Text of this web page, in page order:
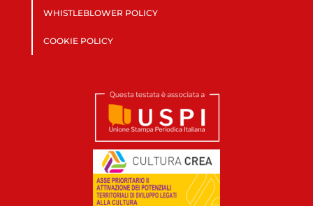
WHISTLEBLOWER POLICY
COOKIE POLICY